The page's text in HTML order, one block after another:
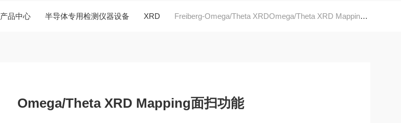
产品中心 半导体专用检测仪器设备 XRD Freiberg-Omega/Theta XRDOmega/Theta XRD Mapping面扫功能
Omega/Theta XRD Mapping面扫功能